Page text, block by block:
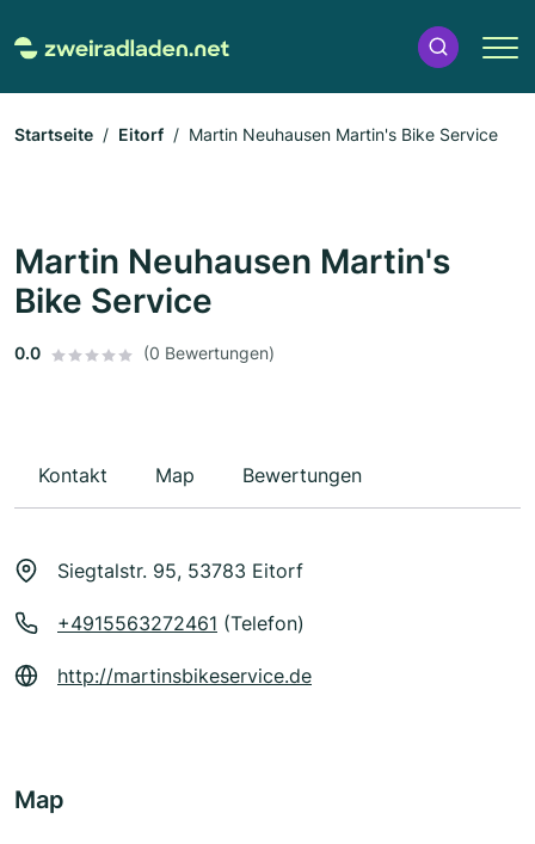
Startseite Eitorf Martin Neuhausen Martin's Bike Service
Martin Neuhausen Martin's
Bike Service
0.0 (0 Bewertungen)
Kontakt Map Bewertungen
Siegtalstr. 95, 53783 Eitorf
+4915563272461 (Telefon)
http://martinsbikeservice.de
Map